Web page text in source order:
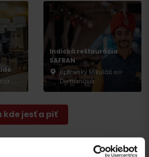
Indická reštaurácia
SAFRAN
Liptovský Mikuláš -
Demänová
jesť a piť